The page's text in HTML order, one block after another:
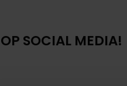
SOCIAL MEDIA!